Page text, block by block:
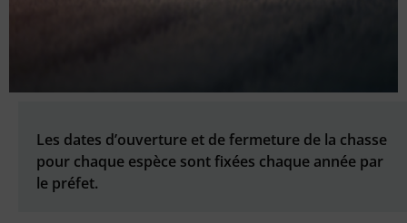
Les dates d’ouverture et de fermeture de la chasse
pour chaque espèce sont fixées chaque année par
le préfet.